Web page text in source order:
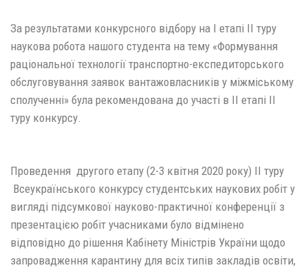
За результатами конкурсного відбору на І етапі ІІ туру
наукова робота нашого студента на тему «Формування
раціональної технології транспортно-експедиторського
обслуговування заявок вантажовласників у міжміському
сполученні» була рекомендована до участі в ІІ етапі ІІ
туру конкурсу.
Проведення другого етапу (2-3 квітня 2020 року) II туру
Всеукраїнського конкурсу студентських наукових робіт у
вигляді підсумкової науково-практичної конференції з
презентацією робіт учасниками було відмінено
відповідно до рішення Кабінету Міністрів України щодо
запровадження карантину для всіх типів закладів освіти,